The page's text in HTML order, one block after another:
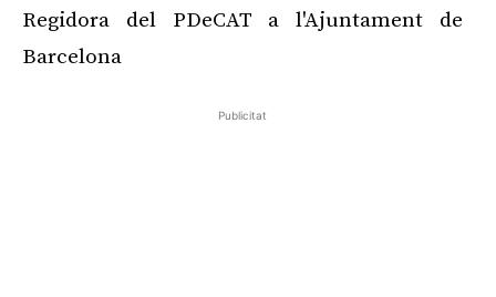
Regidora del PDeCAT a l'Ajuntament de
Barcelona
Publicitat